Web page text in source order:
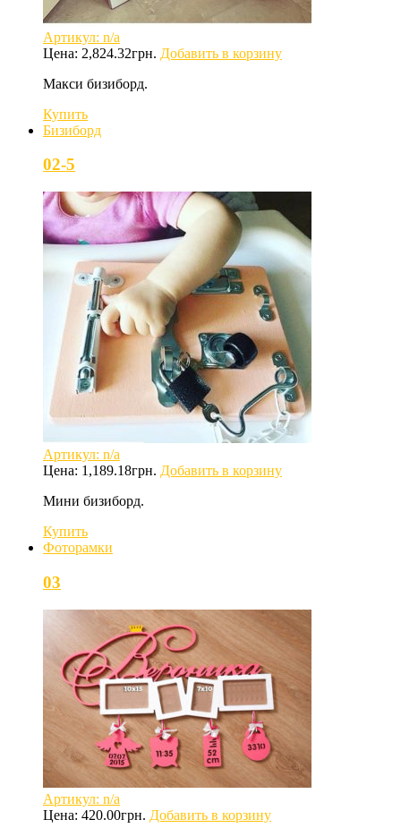
Артикул: n/a
Цена: 2,824.32грн. Добавить в корзину
Макси бизиборд.
Купить
Бизиборд
02-5
Артикул: n/a
Цена: 1,189.18грн. Добавить в корзину
Мини бизиборд.
Купить
Фоторамки
03
Артикул: n/a
Цена: 420.00грн. Добавить в корзину